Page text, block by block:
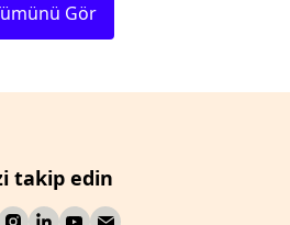
Gör
takip edin